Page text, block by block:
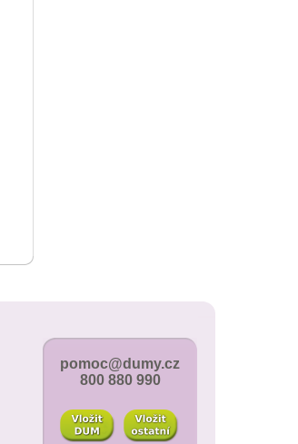
pomoc@dumy.cz
800 880 990